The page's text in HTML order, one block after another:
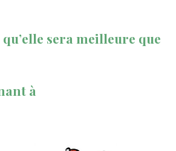
sera meilleure que
à